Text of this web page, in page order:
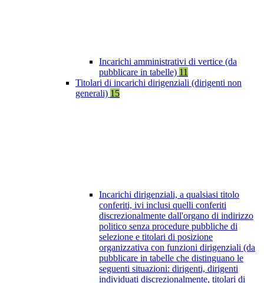
Incarichi amministrativi di vertice (da
pubblicare in tabelle) 11
Titolari di incarichi dirigenziali (dirigenti non
generali) 15
Incarichi dirigenziali, a qualsiasi titolo
conferiti, ivi inclusi quelli conferiti
discrezionalmente dall'organo di indirizzo
politico senza procedure pubbliche di
selezione e titolari di posizione
organizzativa con funzioni dirigenziali (da
pubblicare in tabelle che distinguano le
seguenti situazioni: dirigenti, dirigenti
individuati discrezionalmente, titolari di